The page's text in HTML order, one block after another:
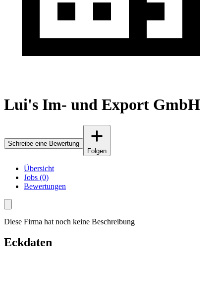
Lui's Im- und Export GmbH
Schreibe eine Bewertung
Folgen
Übersicht
Jobs (0)
Bewertungen
Diese Firma hat noch keine Beschreibung
Eckdaten